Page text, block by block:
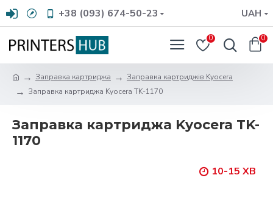
+38 (093) 674-50-23 UAH
0 0
Заправка картриджа
Заправка картриджів Kyocera
Заправка картриджа Kyocera TK-1170
Заправка картриджа Kyocera TK-
1170
10-15 ХВ